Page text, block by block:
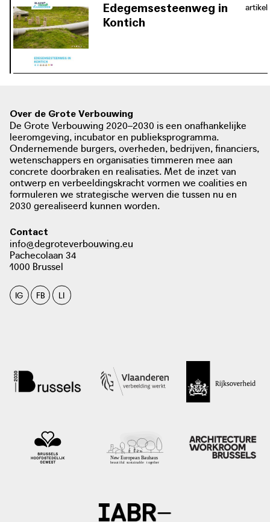
artikel
Edegemsesteenweg in
Kontich
voortrekkersrol heeft op het gebied
van watermanagement in de publieke
ruimte.
foto: Aquafin / Vlario, Kontich
Over de Grote Verbouwing
De Grote Verbouwing 2020–2030 is een onafhankelijke
leeromgeving, incubator en publieksprogramma.
Ondernemende burgers, overheden, bedrijven, financiers,
wetenschappers en organisaties timmeren mee aan
concrete doorbraken en realisaties. Met de inzet van
ontwerp en verbeeldingskracht vormen we coalities en
formuleren we strategische werven die tussen nu en
2030 gerealiseerd kunnen worden.
Contact
info@degroteverbouwing.eu
Pachecolaan 34
1000 Brussel
IG FB LI